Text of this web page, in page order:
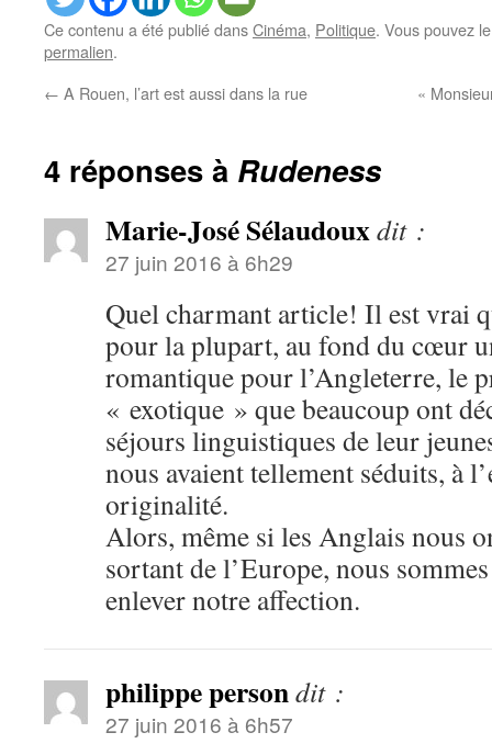
Ce contenu a été publié dansCinéma, Politique. Vous pouvez
permalien.
← A Rouen, l’art est aussi dans la rue «
4 réponses à Rudeness
Marie-José Sélaudouxdit :
27 juin 2016 à 6h29
Quel charmant article! Il est vrai
pour la plupart, au fond du cœur
romantique pour l’Angleterre, le
« exotique » que beaucoup ont
séjours linguistiques de leur
nous avaient tellement séduits, à
originalité.
Alors, même si les Anglais nous
sortant de l’Europe, nous
enlever notre affection.
philippe persondit :
27 juin 2016 à 6h57